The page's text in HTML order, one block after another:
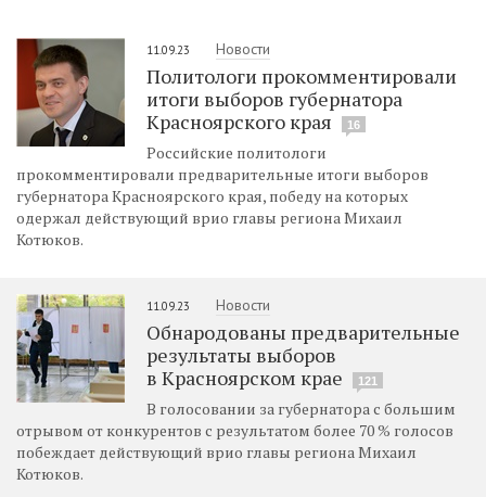
11.09.23 Новости
Политологи прокомментировали
итоги выборов губернатора
Красноярского края
16
Российские политологи
прокомментировали предварительные итоги выборов
губернатора Красноярского края, победу на которых
одержал действующий врио главы региона Михаил
Котюков.
11.09.23 Новости
Обнародованы предварительные
результаты выборов
в Красноярском крае
121
В голосовании за губернатора с большим
отрывом от конкурентов с результатом более 70 % голосов
побеждает действующий врио главы региона Михаил
Котюков.